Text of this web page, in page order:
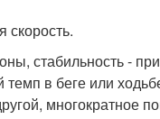
скорость.
стабильность -
в беге или
многократное